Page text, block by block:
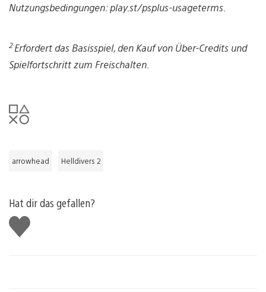
Nutzungsbedingungen: play.st/psplus-usageterms.
2 Erfordert das Basisspiel, den Kauf von Über-Credits und
Spielfortschritt zum Freischalten.
arrowhead Helldivers 2
Hat dir das gefallen?
Gefällt
mir